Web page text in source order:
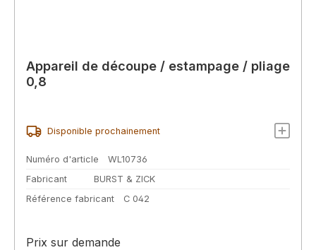
Appareil de découpe / estampage / pliage
0,8
Disponible prochainement
Numéro d'article
WL10736
Fabricant
BURST & ZICK
Référence fabricant
C 042
Prix sur demande